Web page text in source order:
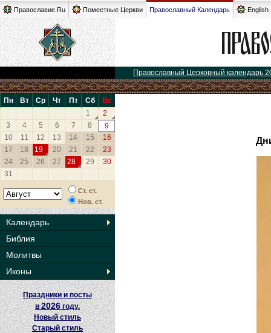
Православие.Ru Поместные Церкви Православный Календарь English
Православный Церковный календарь
Пн Вт Ср Чт Пт Сб
Вс
1
2
3
4 5 6 7 8
9
10
11 12 13 14 15
16
17
18 19 20 21 22
23
24
25 26 27 28 29
30
31
Ст. ст.
Нов. ст.
Календарь
Библия
Молитвы
Иконы
Праздники и посты
в2026 году.
Новый стиль
Старый стиль